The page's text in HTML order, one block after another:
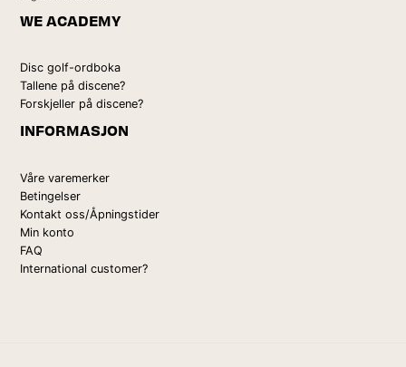
WE ACADEMY
Disc golf-ordboka
Tallene på discene?
Forskjeller på discene?
INFORMASJON
Våre varemerker
Betingelser
Kontakt oss/Åpningstider
Min konto
FAQ
International customer?